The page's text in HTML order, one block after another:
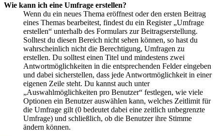
Wie kann ich eine Umfrage erstellen?
Wenn du ein neues Thema eröffnest oder den ersten Beitrag
eines Themas bearbeitest, findest du ein Register „Umfrage
erstellen“ unterhalb des Formulars zur Beitragserstellung.
Solltest du diesen Bereich nicht sehen können, so hast du
wahrscheinlich nicht die Berechtigung, Umfragen zu
erstellen. Du solltest einen Titel und mindestens zwei
Antwortmöglichkeiten in die entsprechenden Felder eingeben
und dabei sicherstellen, dass jede Antwortmöglichkeit in einer
eigenen Zeile steht. Du kannst auch unter
„Auswahlmöglichkeiten pro Benutzer“ festlegen, wie viele
Optionen ein Benutzer auswählen kann, welches Zeitlimit für
die Umfrage gilt (0 bedeutet dabei eine zeitlich unbegrenzte
Umfrage) und schließlich, ob die Benutzer ihre Stimme
ändern können.